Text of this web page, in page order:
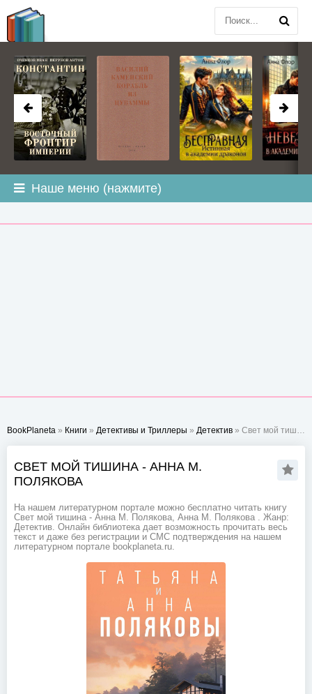
Наше меню (нажмите)
BookPlaneta » Книги » Детективы и Триллеры » Детектив » Свет мой тишина - Анна М. Полякова
СВЕТ МОЙ ТИШИНА - АННА М.
ПОЛЯКОВА
На нашем литературном портале можно бесплатно читать книгу
Свет мой тишина - Анна М. Полякова, Анна М. Полякова . Жанр:
Детектив. Онлайн библиотека дает возможность прочитать весь
текст и даже без регистрации и СМС подтверждения на нашем
литературном портале bookplaneta.ru.
BOOKPLANETA.COM